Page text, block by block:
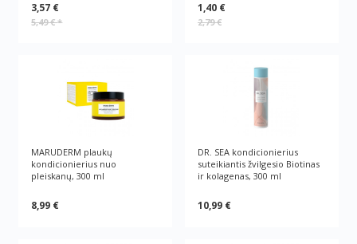
3,57 €
5,49 €*
1,40 €
2,79 €
MARUDERM plaukų
kondicionierius nuo
pleiskanų, 300 ml
8,99 €
DR. SEA kondicionierius
suteikiantis žvilgesio Biotinas
ir kolagenas, 300 ml
10,99 €